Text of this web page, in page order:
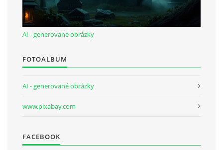
AI - generované obrázky
FOTOALBUM
AI - generované obrázky
www.pixabay.com
FACEBOOK